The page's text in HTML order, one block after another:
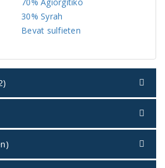
30% Syrah
Bevat sulfieten